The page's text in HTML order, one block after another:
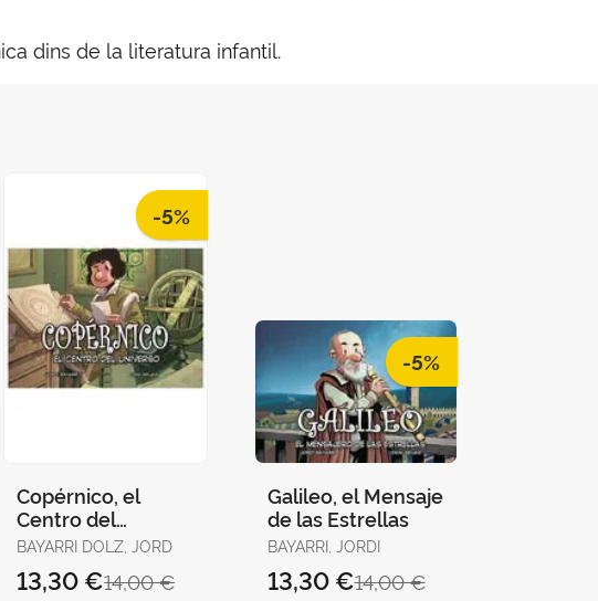
dins de la literatura infantil.
-5%
Copérnico, el
Centro del
Universo
BAYARRI DOLZ, JORD
14,00 €
13,30 €
-5%
Galileo, el Mensaje
de las Estrellas
BAYARRI, JORDI
14,00 €
13,30 €